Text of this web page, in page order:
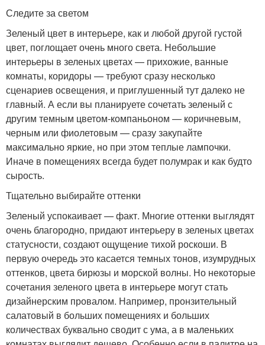
Следите за светом
Зеленый цвет в интерьере, как и любой другой густой
цвет, поглощает очень много света. Небольшие
интерьеры в зеленых цветах — прихожие, ванные
комнаты, коридоры — требуют сразу несколько
сценариев освещения, и приглушенный тут далеко не
главный. А если вы планируете сочетать зеленый с
другим темным цветом-компаньоном — коричневым,
черным или фиолетовым — сразу закупайте
максимально яркие, но при этом теплые лампочки.
Иначе в помещениях всегда будет полумрак и как будто
сырость.
Тщательно выбирайте оттенки
Зеленый успокаивает — факт. Многие оттенки выглядят
очень благородно, придают интерьеру в зеленых цветах
статусности, создают ощущение тихой роскоши. В
первую очередь это касается темных тонов, изумрудных
оттенков, цвета бирюзы и морской волны. Но некоторые
сочетания зеленого цвета в интерьере могут стать
дизайнерским провалом. Например, пронзительный
салатовый в больших помещениях и больших
количествах буквально сводит с ума, а в маленьких